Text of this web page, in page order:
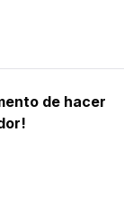
de hacer